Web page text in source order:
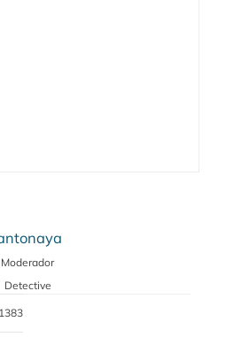
Moderador
Detective